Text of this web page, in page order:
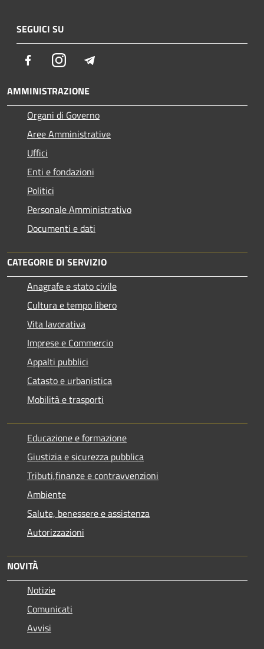
SEGUICI SU
FacebookInstagram
AMMINISTRAZIONE
Organi di Governo
Aree Amministrative
Uffici
Enti e fondazioni
Politici
Personale Amministrativo
Documenti e dati
CATEGORIE DI SERVIZIO
Anagrafe e stato civile
Cultura e tempo libero
Vita lavorativa
Imprese e Commercio
Appalti pubblici
Catasto e urbanistica
Mobilità e trasporti
Educazione e formazione
Giustizia e sicurezza pubblica
Tributi,finanze e contravvenzioni
Ambiente
Salute, benessere e assistenza
Autorizzazioni
NOVITÀ
Notizie
Comunicati
Avvisi